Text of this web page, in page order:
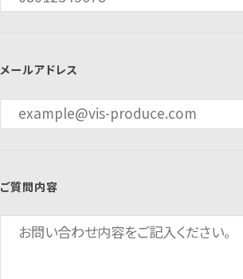
メールアドレス
ご質問内容